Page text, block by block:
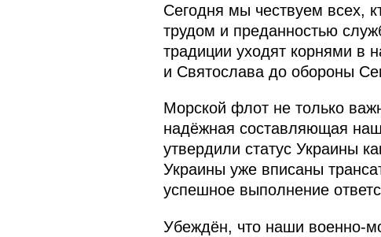
Сегодня мы чествуем всех,
трудом и преданностью
традиции уходят корнями в
и Святослава до обороны
Морской флот не только
надёжная составляющая
утвердили статус Украины
Украины уже вписаны
успешное выполнение
Убеждён, что наши военно-